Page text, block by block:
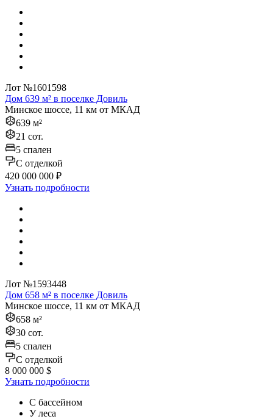
Лот №1601598
Дом 639 м² в поселке Довиль
Минское шоссе, 11 км от МКАД
639 м²
21 сот.
5 спален
C отделкой
420 000 000 ₽
Узнать подробности
Лот №1593448
Дом 658 м² в поселке Довиль
Минское шоссе, 11 км от МКАД
658 м²
30 сот.
5 спален
C отделкой
8 000 000 $
Узнать подробности
С бассейном
У леса